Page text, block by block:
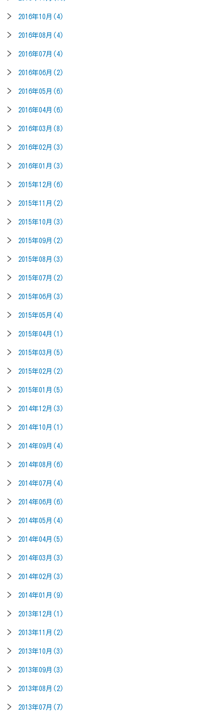
2016年10月(4)
2016年08月(4)
2016年07月(4)
2016年06月(2)
2016年05月(6)
2016年04月(6)
2016年03月(8)
2016年02月(3)
2016年01月(3)
2015年12月(6)
2015年11月(2)
2015年10月(3)
2015年09月(2)
2015年08月(3)
2015年07月(2)
2015年06月(3)
2015年05月(4)
2015年04月(1)
2015年03月(5)
2015年02月(2)
2015年01月(5)
2014年12月(3)
2014年10月(1)
2014年09月(4)
2014年08月(6)
2014年07月(4)
2014年06月(6)
2014年05月(4)
2014年04月(5)
2014年03月(3)
2014年02月(3)
2014年01月(9)
2013年12月(1)
2013年11月(2)
2013年10月(3)
2013年09月(3)
2013年08月(2)
2013年07月(7)